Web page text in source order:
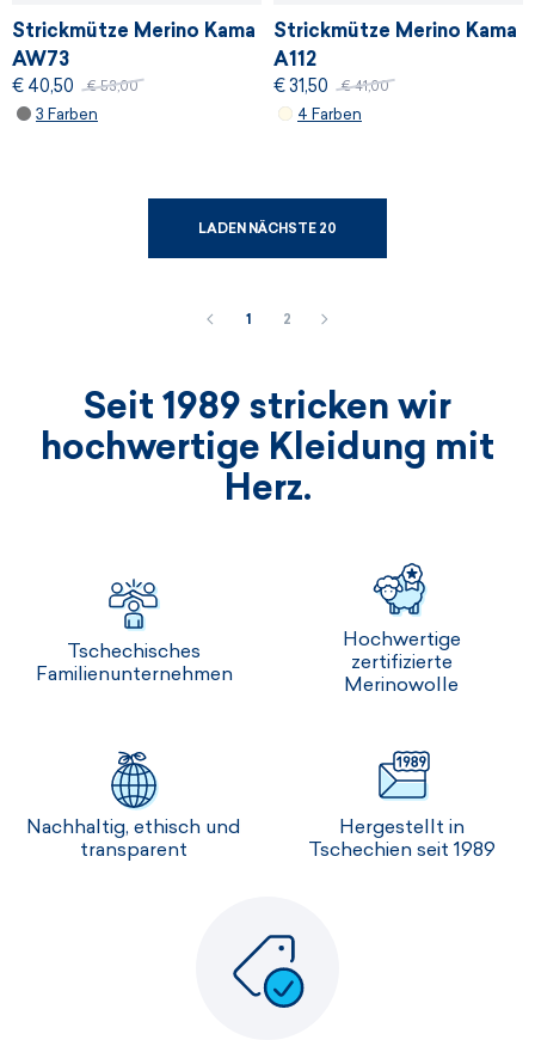
Strickmütze Merino Kama
AW73
€ 40,50 € 53,00
3 Farben
Strickmütze Merino Kama
A112
€ 31,50 € 41,00
4 Farben
LADEN NÄCHSTE 20
1 2
Seit 1989 stricken wir
hochwertige Kleidung mit
Herz.
Tschechisches
Familienunternehmen
Hochwertige
zertifizierte
Merinowolle
Nachhaltig, ethisch und
transparent
Hergestellt in
Tschechien seit 1989